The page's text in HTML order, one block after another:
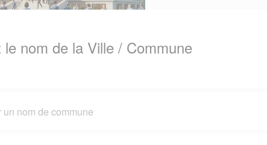
le nom de la Ville / Commune